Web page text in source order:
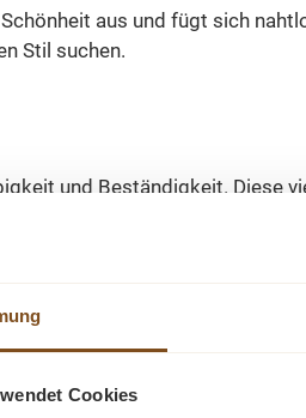
Cookies
aus und fügt sich
Stil suchen.
und Beständigkeit.
unterstreichen.
50 cm